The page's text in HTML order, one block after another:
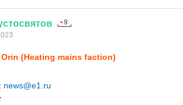
Orin (Heating mains faction)
news@e1.ru